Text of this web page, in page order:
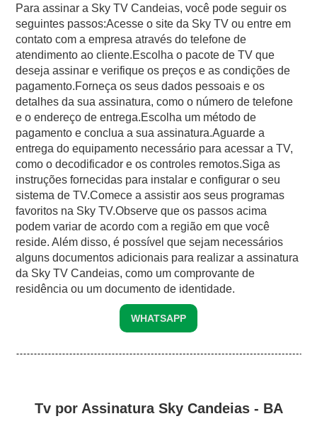
Para assinar a Sky TV Candeias, você pode seguir os
seguintes passos:Acesse o site da Sky TV ou entre em
contato com a empresa através do telefone de
atendimento ao cliente.Escolha o pacote de TV que
deseja assinar e verifique os preços e as condições de
pagamento.Forneça os seus dados pessoais e os
detalhes da sua assinatura, como o número de telefone
e o endereço de entrega.Escolha um método de
pagamento e conclua a sua assinatura.Aguarde a
entrega do equipamento necessário para acessar a TV,
como o decodificador e os controles remotos.Siga as
instruções fornecidas para instalar e configurar o seu
sistema de TV.Comece a assistir aos seus programas
favoritos na Sky TV.Observe que os passos acima
podem variar de acordo com a região em que você
reside. Além disso, é possível que sejam necessários
alguns documentos adicionais para realizar a assinatura
da Sky TV Candeias, como um comprovante de
residência ou um documento de identidade.
WHATSAPP
Tv por Assinatura Sky Candeias - BA